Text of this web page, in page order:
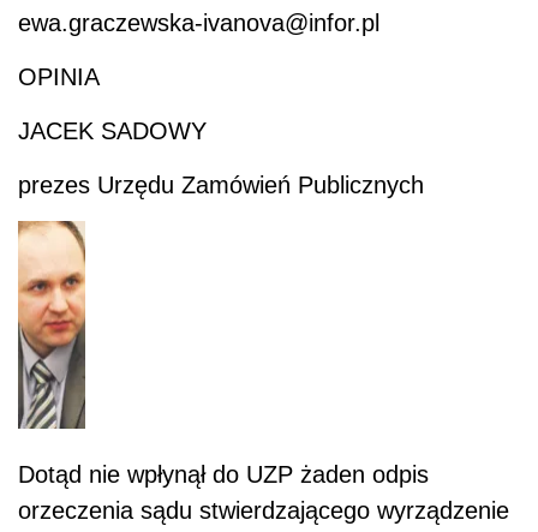
ewa.graczewska-ivanova@infor.pl
OPINIA
JACEK SADOWY
prezes Urzędu Zamówień Publicznych
Dotąd nie wpłynął do UZP żaden odpis
orzeczenia sądu stwierdzającego wyrządzenie